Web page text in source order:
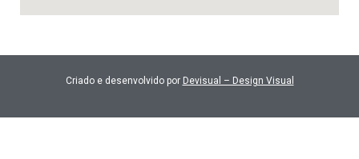
Criado e desenvolvido por Devisual – Design Visual